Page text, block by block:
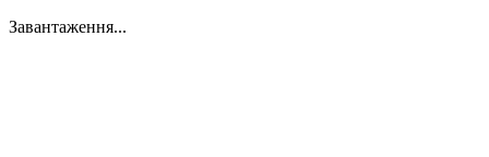
Завантаження...